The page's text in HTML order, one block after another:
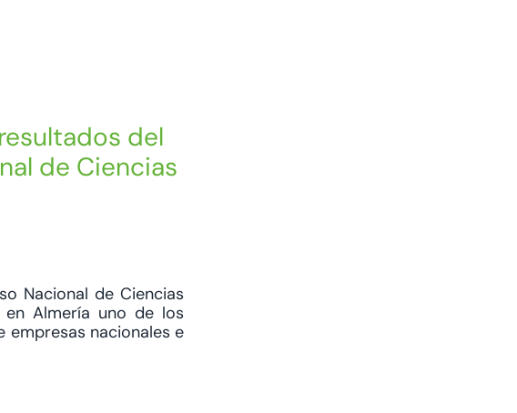
del
de Ciencias
Nacional de Ciencias
Almería uno de los
empresas nacionales e